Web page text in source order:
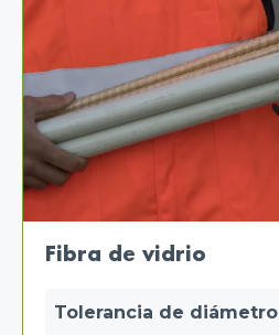
Fibra de vidrio
Tolerancia de diámetro